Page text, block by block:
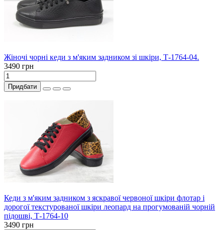
Жіночі чорні кеди з м'яким задником зі шкіри, Т-1764-04.
3490 грн
Придбати
Кеди з м'яким задником з яскравої червоної шкіри флотар і
дорогої текстурованої шкіри леопард на прогумованій чорній
підошві, Т-1764-10
3490 грн